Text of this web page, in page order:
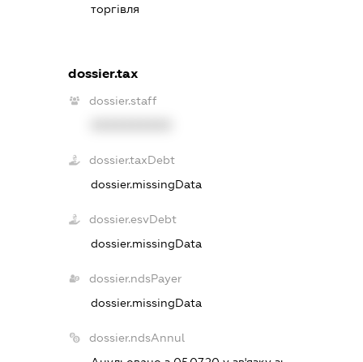
торгівля
dossier.tax
dossier.staff
dossier.taxDebt
dossier.missingData
dossier.esvDebt
dossier.missingData
dossier.ndsPayer
dossier.missingData
dossier.ndsAnnul